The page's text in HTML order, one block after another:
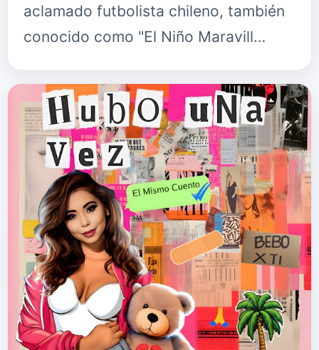
aclamado futbolista chileno, también
conocido como "El Niño Maravill…